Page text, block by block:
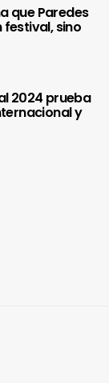
que Paredes
festival, sino
2024 prueba
y